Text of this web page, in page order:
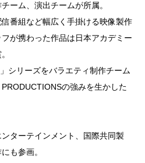
ーム、演出チームが所属。
番組など幅広く手掛ける映像製作
が携わった作品は日本アカデミー
シリーズをバラエティ制作チーム
の強みを生かした
ターテインメント、国際共同製
も参画。